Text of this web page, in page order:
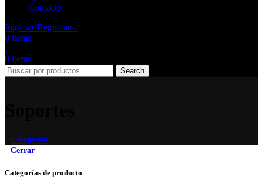
Contacto
Ingresar/Registrarse
0 items
0 items
Search
Categorías
Cerrar
Categorías de producto